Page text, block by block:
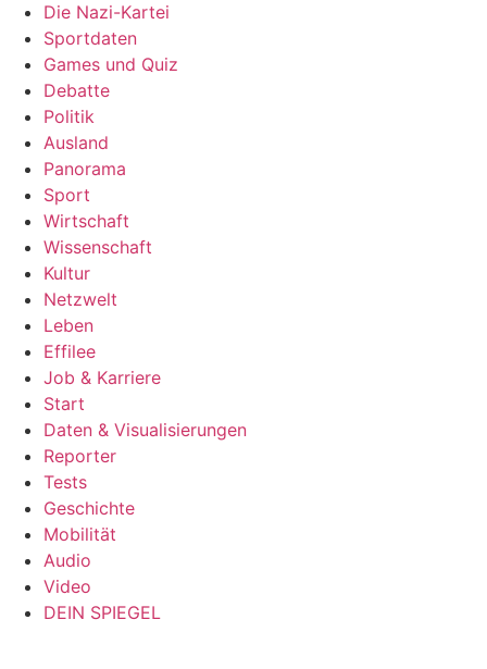
Die Nazi-Kartei
Sportdaten
Games und Quiz
Debatte
Politik
Ausland
Panorama
Sport
Wirtschaft
Wissenschaft
Kultur
Netzwelt
Leben
Effilee
Job & Karriere
Start
Daten & Visualisierungen
Reporter
Tests
Geschichte
Mobilität
Audio
Video
DEIN SPIEGEL